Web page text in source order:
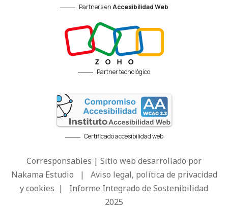
Partners enAccesibilidad Web
Partner tecnológico
Certificado accesibilidad web
Corresponsables | Sitio web desarrollado por
Nakama Estudio | Aviso legal, política de privacidad
y cookies | Informe Integrado de Sostenibilidad
2025